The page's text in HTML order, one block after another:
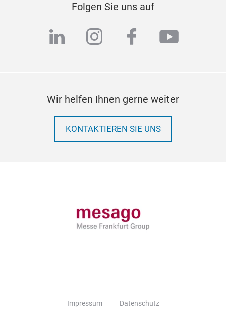
Folgen Sie uns auf
linkedininstagram
facebook
Wir helfen Ihnen gerne weiter
KONTAKTIEREN SIE UNS
Impressum Datenschutz